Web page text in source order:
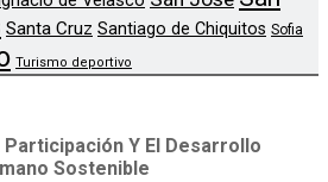
Santa Cruz Santiago de Chiquitos Sofia
Turismo deportivo
Y El Desarrollo
Sostenible